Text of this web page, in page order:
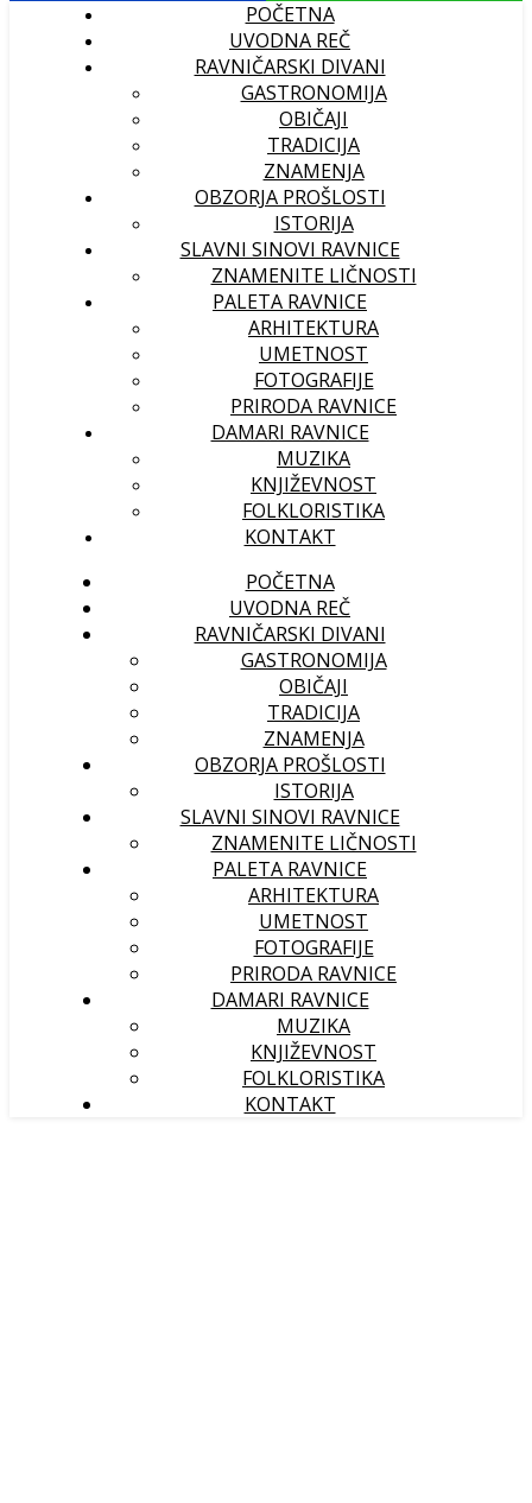
POČETNA
UVODNA REČ
RAVNIČARSKI DIVANI
GASTRONOMIJA
OBIČAJI
TRADICIJA
ZNAMENJA
OBZORJA PROŠLOSTI
ISTORIJA
SLAVNI SINOVI RAVNICE
ZNAMENITE LIČNOSTI
PALETA RAVNICE
ARHITEKTURA
UMETNOST
FOTOGRAFIJE
PRIRODA RAVNICE
DAMARI RAVNICE
MUZIKA
KNJIŽEVNOST
FOLKLORISTIKA
KONTAKT
POČETNA
UVODNA REČ
RAVNIČARSKI DIVANI
GASTRONOMIJA
OBIČAJI
TRADICIJA
ZNAMENJA
OBZORJA PROŠLOSTI
ISTORIJA
SLAVNI SINOVI RAVNICE
ZNAMENITE LIČNOSTI
PALETA RAVNICE
ARHITEKTURA
UMETNOST
FOTOGRAFIJE
PRIRODA RAVNICE
DAMARI RAVNICE
MUZIKA
KNJIŽEVNOST
FOLKLORISTIKA
KONTAKT